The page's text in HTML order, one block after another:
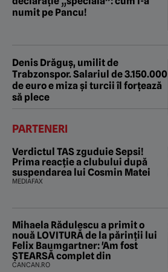
numit pe Pancu!
Denis Drăguș, umilit de
Trabzonspor. Salariul de 3.150.000
de euro e miza și turcii îl forțează
să plece
PARTENERI
Verdictul TAS zguduie Sepsi!
Prima reacție a clubului după
suspendarea lui Cosmin Matei
MEDIAFAX
Mihaela Rădulescu a primit o
nouă LOVITURĂ de la părinții lui
Felix Baumgartner: 'Am fost
ȘTEARSĂ complet din
CANCAN.RO